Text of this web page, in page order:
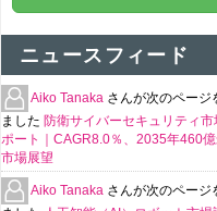
ニュースフィード
Aiko Tanaka さんが次のページ
ました 防衛サイバーセキュリティ
ポート｜CAGR8.0％、2035年460
市場展望
Aiko Tanaka さんが次のページ